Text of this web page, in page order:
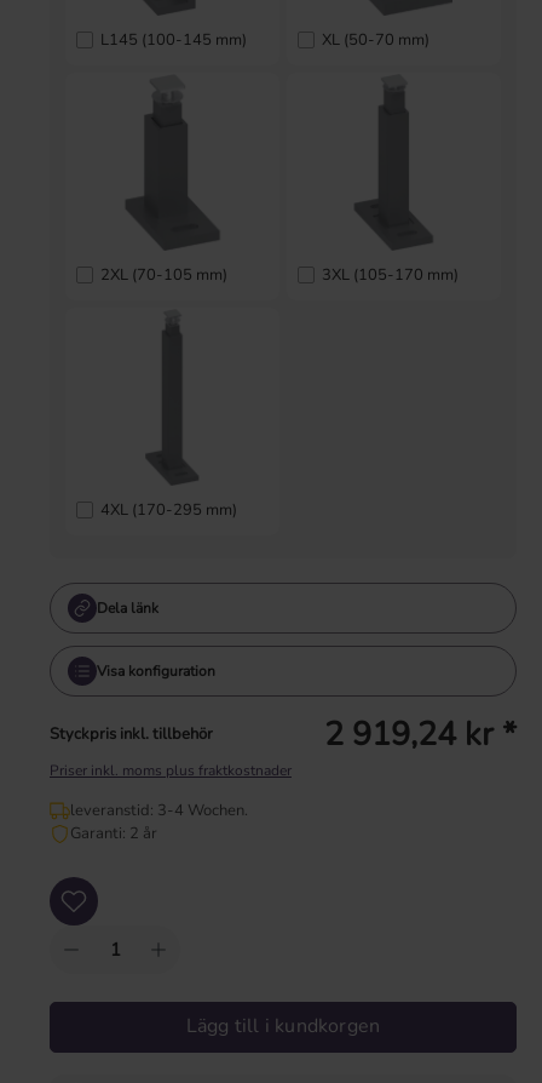
L145 (100-145 mm) XL (50-70 mm)
2XL (70-105 mm) 3XL (105-170 mm)
4XL (170-295 mm)
Dela länk
Visa konfiguration
Styckpris inkl. tillbehör 2 919,24 kr *
Priser inkl. moms plus fraktkostnader
leveranstid: 3-4 Wochen.
Garanti: 2 år
Produktkvantitet: Ange önskat värde eller använd knapparna för att öka eller
Lägg till i kundkorgen